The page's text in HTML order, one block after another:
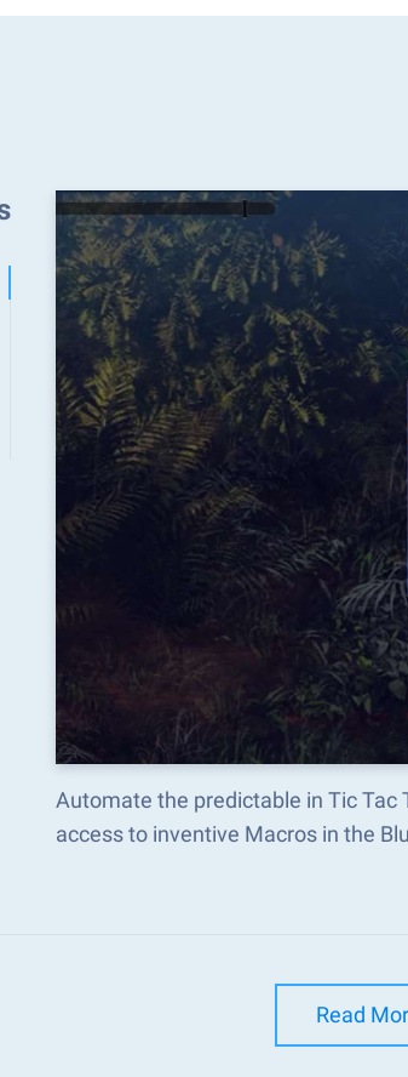
Automate the predictable in Tic Tac
access to inventive Macros in the
Read